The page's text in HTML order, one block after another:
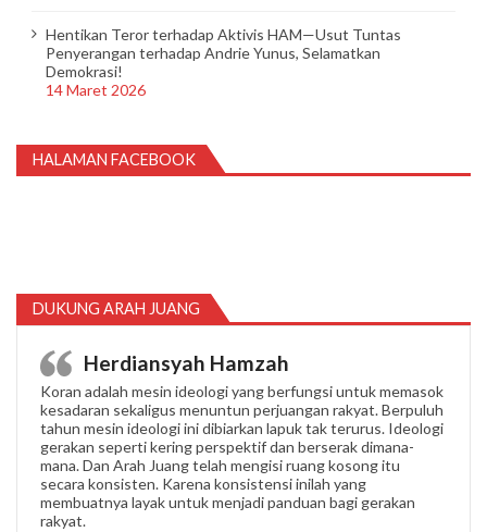
Hentikan Teror terhadap Aktivis HAM—Usut Tuntas
Penyerangan terhadap Andrie Yunus, Selamatkan
Demokrasi!
14 Maret 2026
HALAMAN FACEBOOK
DUKUNG ARAH JUANG
Herdiansyah Hamzah
Koran adalah mesin ideologi yang berfungsi untuk memasok
kesadaran sekaligus menuntun perjuangan rakyat. Berpuluh
tahun mesin ideologi ini dibiarkan lapuk tak terurus. Ideologi
gerakan seperti kering perspektif dan berserak dimana-
mana. Dan Arah Juang telah mengisi ruang kosong itu
secara konsisten. Karena konsistensi inilah yang
membuatnya layak untuk menjadi panduan bagi gerakan
rakyat.